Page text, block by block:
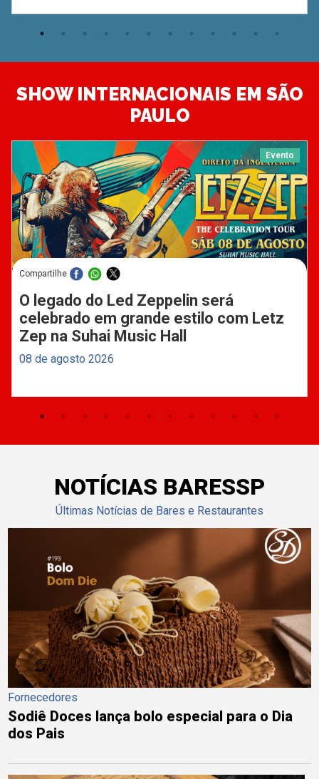
SHOW INTERNACIONAIS EM SÃO
PAULO
Evento
Compartilhe
O legado do Led Zeppelin será
celebrado em grande estilo com Letz
Zep na Suhai Music Hall
08 de agosto 2026
NOTÍCIAS BARESSP
Últimas Notícias de Bares e Restaurantes
Fornecedores
Sodiê Doces lança bolo especial para o Dia
dos Pais